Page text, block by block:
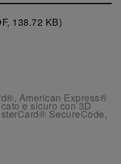
138.72 KB)
American Express®
e sicuro con 3D
SecureCode,